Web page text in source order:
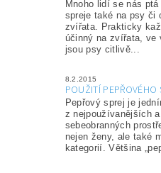
Mnoho lidí se nás
spreje také na psy či
zvířata. Prakticky
účinný na zvířata, ve
jsou psy citlivě...
8.2.2015
POUŽITÍ PEPŘOVÉHO
Pepřový sprej je
z nejpoužívanějších
sebeobranných
nejen ženy, ale také
kategorií. Většina